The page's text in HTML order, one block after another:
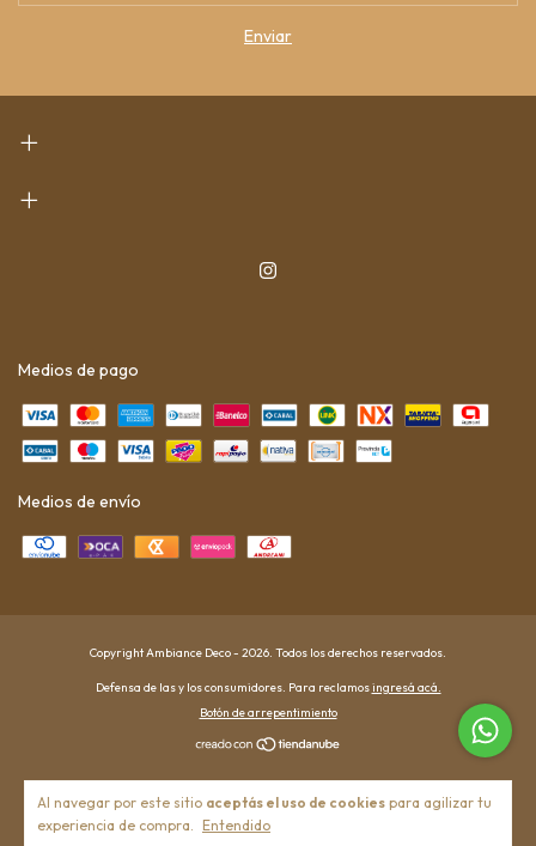
Al navegar por este sitio aceptás el uso de cookies para agilizar tu
experiencia de compra. Entendido
Medios de pago
Medios de envío
Copyright Ambiance Deco - 2026. Todos los derechos reservados.
Defensa de las y los consumidores. Para reclamosingresá acá.
Botón de arrepentimiento